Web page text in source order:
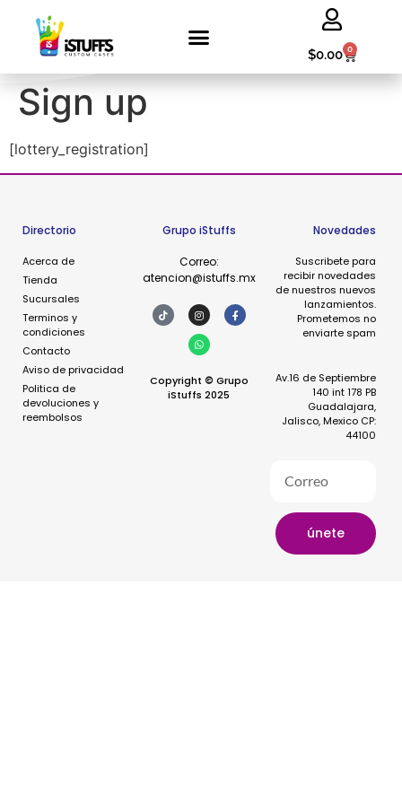
$0.00 0
Sign up
[lottery_registration]
Directorio
Acerca de
Tienda
Sucursales
Terminos y
condiciones
Contacto
Aviso de privacidad
Politica de
devoluciones y
reembolsos
Grupo iStuffs
Correo:
atencion@istuffs.mx
Copyright © Grupo
iStuffs 2025
Novedades
Suscribete para
recibir novedades
de nuestros nuevos
lanzamientos.
Prometemos no
enviarte spam
Av.16 de Septiembre
140 int 178 PB
Guadalajara,
Jalisco, Mexico CP:
44100
únete